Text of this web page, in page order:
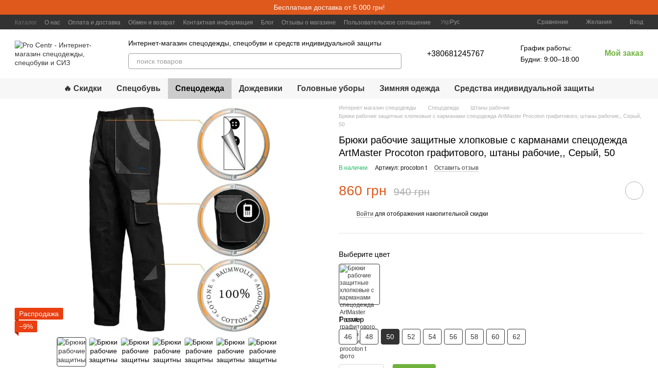
Бесплатная доставка от 5 000 грн!
Каталог О нас Оплата и доставка Обмен и возврат Контактная информация Блог Отзывы о магазине Пользовательское соглашение Укр Рус Сравнение Желания Вход
Интернет-магазин спецодежды, спецобуви и средств индивидуальной защиты
+380681245767
График работы:
Будни: 9:00–18:00
Мой заказ
🔥 Скидки Спецобувь Спецодежда Дождевики Головные уборы Зимняя одежда Средства индивидуальной защиты
Распродажа
−9%
Интернет магазин спецодежды Спецодежда
Штаны рабочие
Брюки рабочие защитные хлопковые с карманами спецодежда ArtMaster Procoton графитового, штаны рабочие,, Серый,
50
Брюки рабочие защитные хлопковые с карманами спецодежда
ArtMaster Procoton графитового, штаны рабочие,, Серый, 50
В наличии Артикул: procoton t Оставить отзыв
860 грн 940 грн
Войти для отображения накопительной скидки
Выберите цвет
Размер
46 48 50 52 54 56 58 60 62